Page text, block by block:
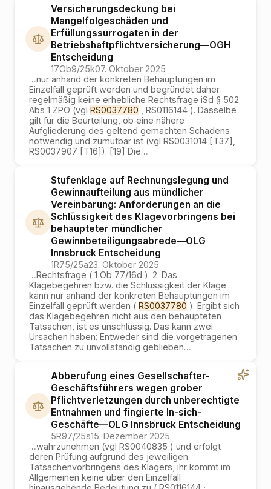
Versicherungsdeckung bei
Mangelfolgeschäden und
Erfüllungssurrogaten in der
Betriebshaftpflichtversicherung—OGH
Entscheidung
17Ob9/25k07. Oktober 2025
…nur anhand der konkreten Behauptungen im
Einzelfall geprüft werden und begründet daher
regelmäßig keine erhebliche Rechtsfrage iSd § 502
Abs 1 ZPO (vgl RS0037780 , RS0116144 ). Dasselbe
gilt für die Beurteilung, ob eine nähere
Aufgliederung des geltend gemachten Schadens
notwendig und zumutbar ist (vgl RS0031014 [T37],
RS0037907 [T16]). [19] Die…
Stufenklage auf Rechnungslegung und
Gewinnaufteilung aus mündlicher
Vereinbarung: Anforderungen an die
Schlüssigkeit des Klagevorbringens bei
behaupteter mündlicher
Gewinnbeteiligungsabrede—OLG
Innsbruck Entscheidung
1R75/25a23. Oktober 2025
…Rechtsfrage ( 1 Ob 77/16d ). 2. Das
Klagebegehren bzw. die Schlüssigkeit der Klage
kann nur anhand der konkreten Behauptungen im
Einzelfall geprüft werden ( RS0037780 ). Ergibt sich
das Klagebegehren nicht aus den behaupteten
Tatsachen, ist es unschlüssig. Das kann zwei
Ursachen haben: Entweder sind die vorgetragenen
Tatsachen zu unvollständig geblieben…
Abberufung eines Gesellschafter-
Geschäftsführers wegen grober
Pflichtverletzungen durch unberechtigte
Entnahmen und fingierte In-sich-
Geschäfte—OLG Innsbruck Entscheidung
5R97/25s15. Dezember 2025
…wahrzunehmen (vgl RS0040835 ) und erfolgt
deren Prüfung aufgrund des jeweiligen
Tatsachenvorbringens des Klägers; ihr kommt im
Allgemeinen keine über den Einzelfall